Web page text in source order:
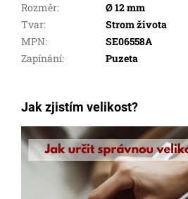
Rozměr:
Ø 12 mm
Tvar:
Strom života
MPN:
SE06558A
Zapínání: Puzeta
Jak zjistím velikost?